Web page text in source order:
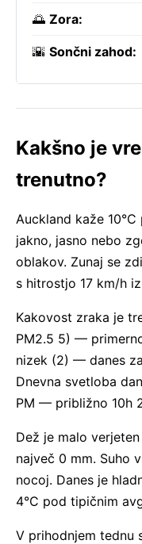
🌅 Zora:
🌇 Sončni zahod:
Kakšno je
trenutno?
Auckland kaže
jakno, jasno nebo
oblakov. Zunaj se
s hitrostjo 17 km/h
Kakovost zraka je
PM2.5 5) —
nizek (2) — danes
Dnevna svetloba
PM — približno 10h
Dež je malo
največ 0 mm. Suho
nocoj. Danes je
4°C pod tipičnim
V prihodnjem